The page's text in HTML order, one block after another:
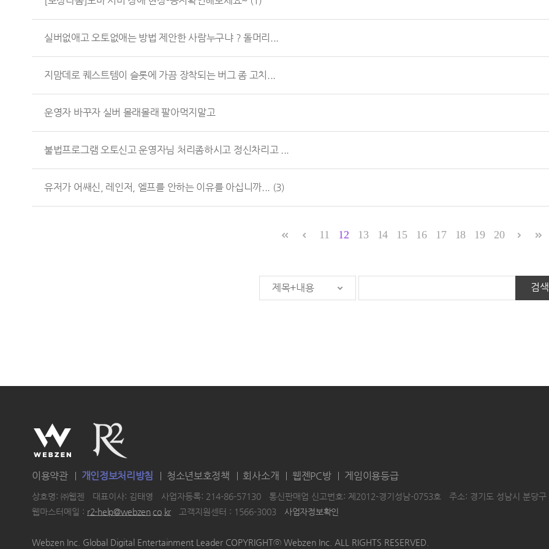
실버없애고 오토없애는 방법 제안한 사람누구냐 ? 돌머리...
지맘데로 퀘스트템이 슬롯에 가끔 장착되는 버그 좀 고치...
운영자 바꾸자 실버 몰래몰래 팔아먹지말고
불법프로그램 오토신고 운영자님 처리좀하시고 정신차리고 ...
유저가 어쌔신, 레인저, 엘프를 안하는 이유를 아십니까... (3)
11 12 13 14 15 16 17 18 19 20
제목+내용 검색
이용약관 개인정보처리방침 청소년보호정책 회사소개 웹젠PC방 게임이용등급
상호명: ㈜웹젠 대표이사: 김태영 사업자등록: 214-86-57130 통신판매업 신고번호: 제2012-경기성남-0753호
주소: 경기도 성남시 분당
웹마스터메일 : r2-help@webzen.co.kr 고객지원센터 : 1566-3003 사업자정보확인
Webzen Inc. Global Digital Entertainment Leader COPYRIGHTⓒ Webzen Inc. ALL RIGHTS RESERVED.